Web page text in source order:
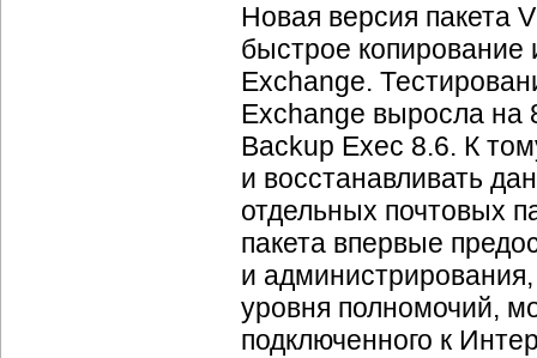
Новая версия пакета
быстрое копирование
Exchange.
Exchange выросла на
Backup Exec 8.6. К
и восстанавливать
отдельных почтовых
пакета впервые
и
уровня полномочий,
подключенного к